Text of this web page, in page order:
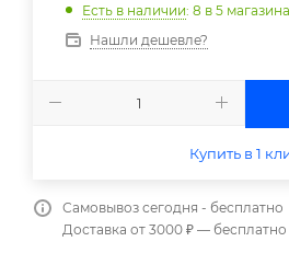
Есть в наличии: 8 в 5
Нашли дешевле?
Купить в 1
Самовывоз сегодня - бесплатно
Доставка от 3000 ₽ — бесплатно